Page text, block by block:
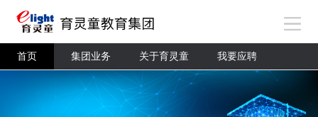
首页 集团业务 关于育灵童 我要应聘